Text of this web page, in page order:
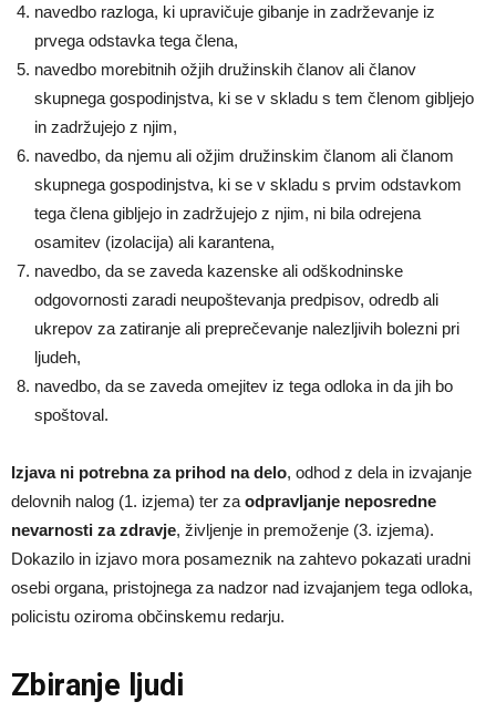
navedbo razloga, ki upravičuje gibanje in zadrževanje iz
prvega odstavka tega člena,
navedbo morebitnih ožjih družinskih članov ali članov
skupnega gospodinjstva, ki se v skladu s tem členom gibljejo
in zadržujejo z njim,
navedbo, da njemu ali ožjim družinskim članom ali članom
skupnega gospodinjstva, ki se v skladu s prvim odstavkom
tega člena gibljejo in zadržujejo z njim, ni bila odrejena
osamitev (izolacija) ali karantena,
navedbo, da se zaveda kazenske ali odškodninske
odgovornosti zaradi neupoštevanja predpisov, odredb ali
ukrepov za zatiranje ali preprečevanje nalezljivih bolezni pri
ljudeh,
navedbo, da se zaveda omejitev iz tega odloka in da jih bo
spoštoval.
Izjava ni potrebna za prihod na delo, odhod z dela in izvajanje
delovnih nalog (1. izjema) ter za odpravljanje neposredne
nevarnosti za zdravje, življenje in premoženje (3. izjema).
Dokazilo in izjavo mora posameznik na zahtevo pokazati uradni
osebi organa, pristojnega za nadzor nad izvajanjem tega odloka,
policistu oziroma občinskemu redarju.
Zbiranje ljudi